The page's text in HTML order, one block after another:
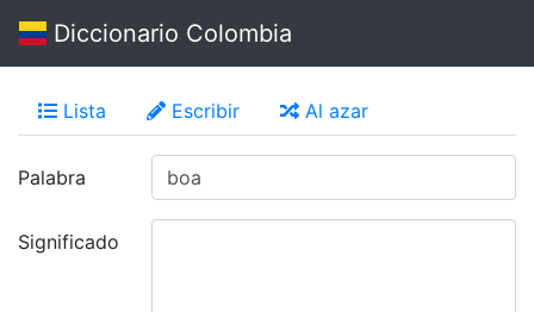
Diccionario Colombia
Lista Escribir Al azar
Palabra
Significado